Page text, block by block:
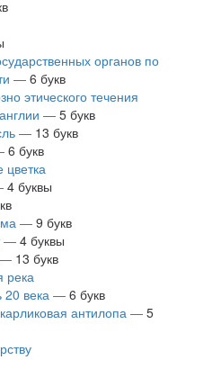
органов по
— 6 букв
этического течения
— 5 букв
— 13 букв
6 букв
цветка
4 буквы
— 9 букв
— 4 буквы
— 13 букв
река
20 века — 6 букв
антилопа — 5